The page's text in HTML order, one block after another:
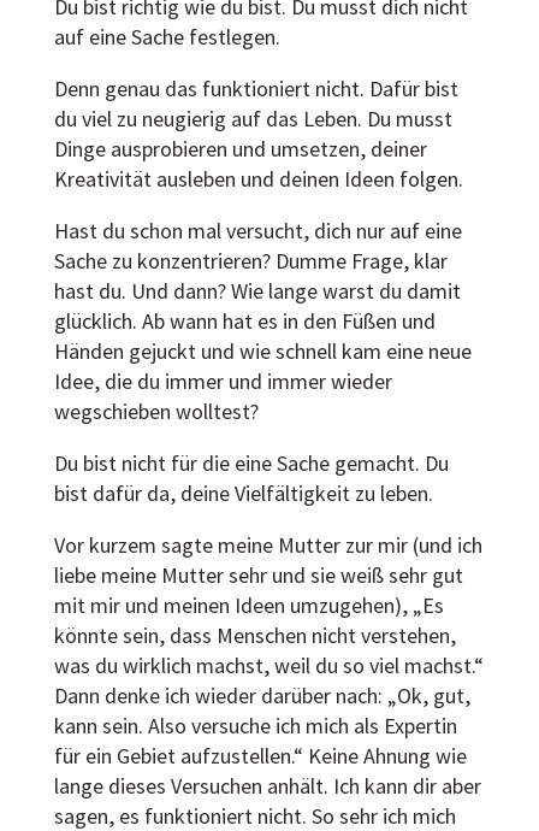
Du bist richtig wie du bist. Du musst dich nicht
auf eine Sache festlegen.
Denn genau das funktioniert nicht. Dafür bist
du viel zu neugierig auf das Leben. Du musst
Dinge ausprobieren und umsetzen, deiner
Kreativität ausleben und deinen Ideen folgen.
Hast du schon mal versucht, dich nur auf eine
Sache zu konzentrieren? Dumme Frage, klar
hast du. Und dann? Wie lange warst du damit
glücklich. Ab wann hat es in den Füßen und
Händen gejuckt und wie schnell kam eine neue
Idee, die du immer und immer wieder
wegschieben wolltest?
Du bist nicht für die eine Sache gemacht. Du
bist dafür da, deine Vielfältigkeit zu leben.
Vor kurzem sagte meine Mutter zur mir (und ich
liebe meine Mutter sehr und sie weiß sehr gut
mit mir und meinen Ideen umzugehen), „Es
könnte sein, dass Menschen nicht verstehen,
was du wirklich machst, weil du so viel machst.“
Dann denke ich wieder darüber nach: „Ok, gut,
kann sein. Also versuche ich mich als Expertin
für ein Gebiet aufzustellen.“ Keine Ahnung wie
lange dieses Versuchen anhält. Ich kann dir aber
sagen, es funktioniert nicht. So sehr ich mich